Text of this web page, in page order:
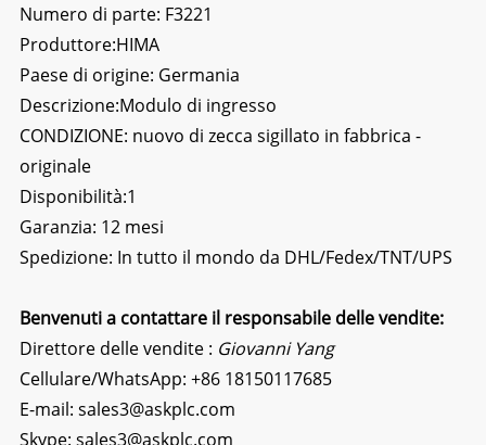
Numero di parte: F3221
Produttore:HIMA
Paese di origine: Germania
Descrizione:Modulo di ingresso
CONDIZIONE: nuovo di zecca sigillato in fabbrica -
originale
Disponibilità:1
Garanzia: 12 mesi
Spedizione: In tutto il mondo da DHL/Fedex/TNT/UPS
Benvenuti a contattare il responsabile delle vendite:
Direttore delle vendite : Giovanni Yang
Cellulare/WhatsApp: +86 18150117685
E-mail: sales3@askplc.com
Skype: sales3@askplc.com